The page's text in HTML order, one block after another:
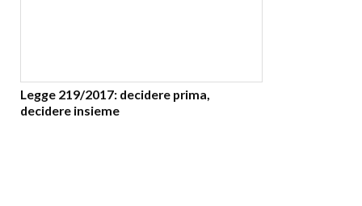
Legge 219/2017: decidere prima,
decidere insieme